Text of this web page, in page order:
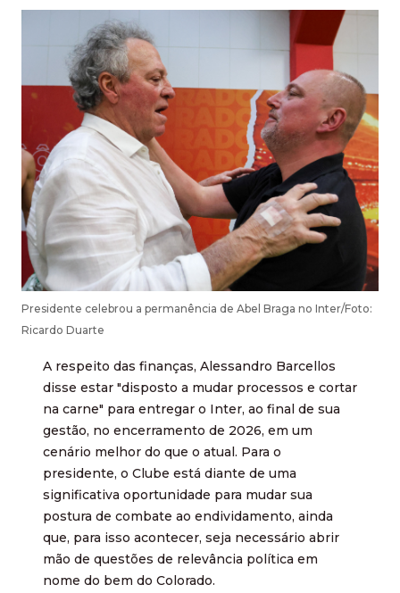
Presidente celebrou a permanência de Abel Braga no Inter/Foto:
Ricardo Duarte
A respeito das finanças, Alessandro Barcellos
disse estar "disposto a mudar processos e cortar
na carne" para entregar o Inter, ao final de sua
gestão, no encerramento de 2026, em um
cenário melhor do que o atual. Para o
presidente, o Clube está diante de uma
significativa oportunidade para mudar sua
postura de combate ao endividamento, ainda
que, para isso acontecer, seja necessário abrir
mão de questões de relevância política em
nome do bem do Colorado.